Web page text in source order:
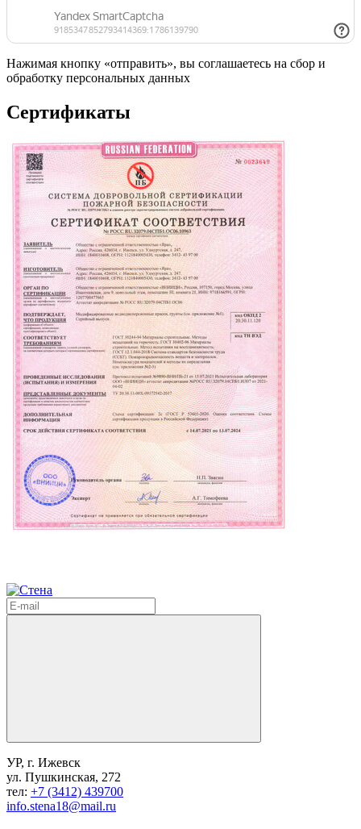
Нажимая кнопку «отправить», вы соглашаетесь на сбор и
обработку персональных данных
Сертификаты
УР, г. Ижевск
ул. Пушкинская, 272
тел: +7 (3412) 439700
info.stena18@mail.ru